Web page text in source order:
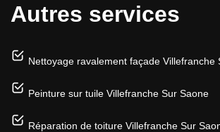
Autres services
Nettoyage ravalement façade Villefranche
Peinture sur tuile Villefranche Sur Saone
Réparation de toiture Villefranche Sur